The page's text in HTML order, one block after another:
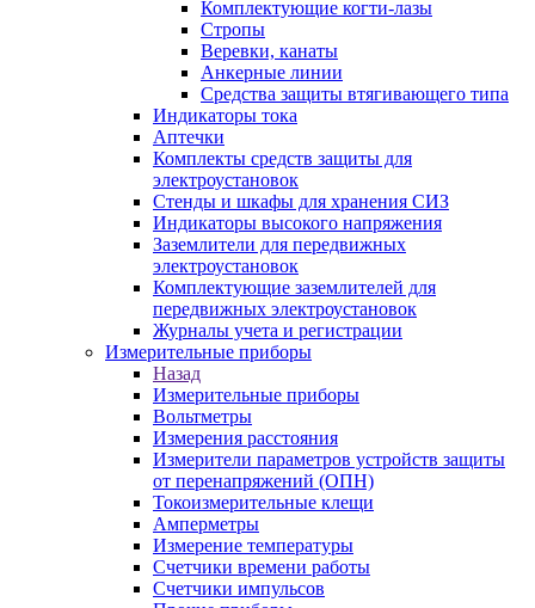
Комплектующие когти-лазы
Стропы
Веревки, канаты
Анкерные линии
Средства защиты втягивающего типа
Индикаторы тока
Аптечки
Комплекты средств защиты для
электроустановок
Стенды и шкафы для хранения СИЗ
Индикаторы высокого напряжения
Заземлители для передвижных
электроустановок
Комплектующие заземлителей для
передвижных электроустановок
Журналы учета и регистрации
Измерительные приборы
Назад
Измерительные приборы
Вольтметры
Измерения расстояния
Измерители параметров устройств защиты
от перенапряжений (ОПН)
Токоизмерительные клещи
Амперметры
Измерение температуры
Счетчики времени работы
Счетчики импульсов